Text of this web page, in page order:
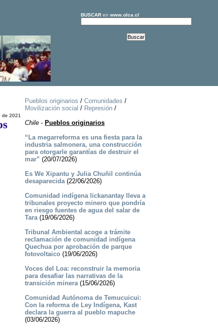
BUSCARen www.olca.cl
de 2021
Pueblos originarios / Comunidades /
Movilización social / Represión/
Chile- Pueblos originarios
“La megarreforma es una fiesta para la
industria salmonera, una construcción
para otorgarle garantías de destruir el
mar” (20/07/2026)
Es We Xipantu y Julia Chuñil continúa
desaparecida(22/06/2026)
Comunidad indígena lickanantay lleva a
tribunales proyecto minero que pondría
en riesgo fuentes de agua del salar de
Tara(19/06/2026)
Tribunal Ambiental acoge a trámite
reclamación de comunidad indígena
Quechua por aprobación de parque
fotovoltaico(19/06/2026)
Voces del Loa: reconstruir la memoria
para desafiar las narrativas de la
transición minera(15/06/2026)
Comunidad Autónoma de Temucuicui:
Con la reforma de Ley Indígena, Kast
declara la guerra al pueblo mapuche
(03/06/2026)